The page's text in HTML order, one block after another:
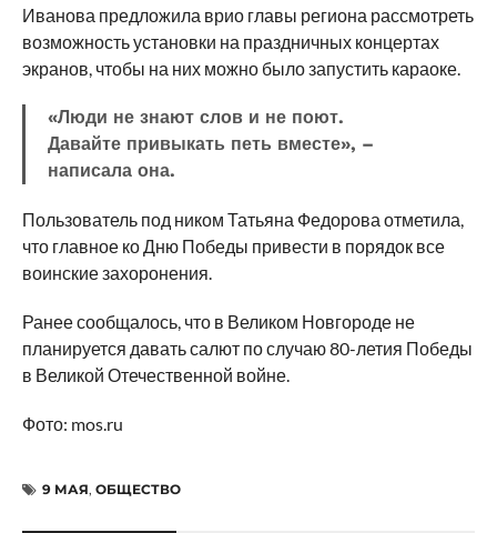
Иванова предложила врио главы региона рассмотреть
возможность установки на праздничных концертах
экранов, чтобы на них можно было запустить караоке.
«Люди не знают слов и не поют.
Давайте привыкать петь вместе», –
написала она.
Пользователь под ником Татьяна Федорова отметила,
что главное ко Дню Победы привести в порядок все
воинские захоронения.
Ранее сообщалось, что в Великом Новгороде не
планируется давать салют по случаю 80-летия Победы
в Великой Отечественной войне.
Фото: mos.ru
9 МАЯ, ОБЩЕСТВО